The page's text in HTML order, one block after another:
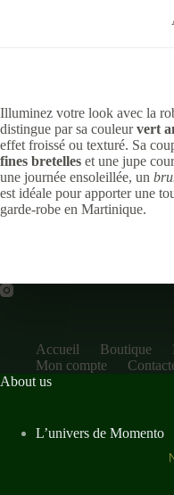
Illuminez votre look avec la
distingue par sa couleurvert
effet froissé ou texturé. Sa
fines bretelles et une jupe
une journée ensoleillée, un
est idéale pour apporter une
garde-robe en Martinique.
Accueil Boutique
Mon compte
About us
L’univers de Momento